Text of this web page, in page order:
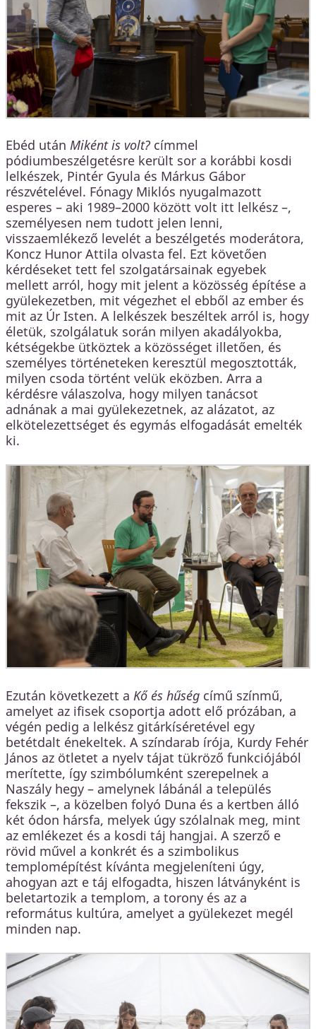
Ebéd után Miként is volt? címmel
pódiumbeszélgetésre került sor a korábbi kosdi
lelkészek, Pintér Gyula és Márkus Gábor
részvételével. Fónagy Miklós nyugalmazott
esperes – aki 1989–2000 között volt itt lelkész –,
személyesen nem tudott jelen lenni,
visszaemlékező levelét a beszélgetés moderátora,
Koncz Hunor Attila olvasta fel. Ezt követően
kérdéseket tett fel szolgatársainak egyebek
mellett arról, hogy mit jelent a közösség építése a
gyülekezetben, mit végezhet el ebből az ember és
mit az Úr Isten. A lelkészek beszéltek arról is, hogy
életük, szolgálatuk során milyen akadályokba,
kétségekbe ütköztek a közösséget illetően, és
személyes történeteken keresztül megosztották,
milyen csoda történt velük eközben. Arra a
kérdésre válaszolva, hogy milyen tanácsot
adnának a mai gyülekezetnek, az alázatot, az
elkötelezettséget és egymás elfogadását emelték
ki.
Ezután következett a Kő és hűség című színmű,
amelyet az ifisek csoportja adott elő prózában, a
végén pedig a lelkész gitárkíséretével egy
betétdalt énekeltek. A színdarab írója, Kurdy Fehér
János az ötletet a nyelv tájat tükröző funkciójából
merítette, így szimbólumként szerepelnek a
Naszály hegy – amelynek lábánál a település
fekszik –, a közelben folyó Duna és a kertben álló
két ódon hársfa, melyek úgy szólalnak meg, mint
az emlékezet és a kosdi táj hangjai. A szerző e
rövid művel a konkrét és a szimbolikus
templomépítést kívánta megjeleníteni úgy,
ahogyan azt e táj elfogadta, hiszen látványként is
beletartozik a templom, a torony és az a
református kultúra, amelyet a gyülekezet megél
minden nap.